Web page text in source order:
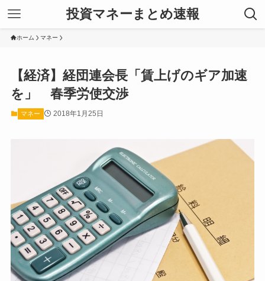
投資マネーまとめ速報
ホーム マネー
【経済】経団連会長「賃上げのギア加速
を」 春季労使交渉
マネー 2018年1月25日